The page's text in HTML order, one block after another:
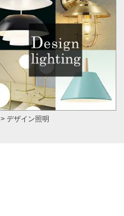
> デザイン照明